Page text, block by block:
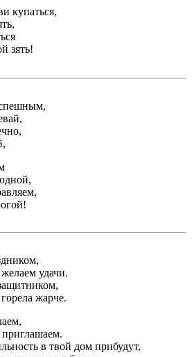
купаться,
зять!
удачи.
жарче.
в твой дом прибудут,